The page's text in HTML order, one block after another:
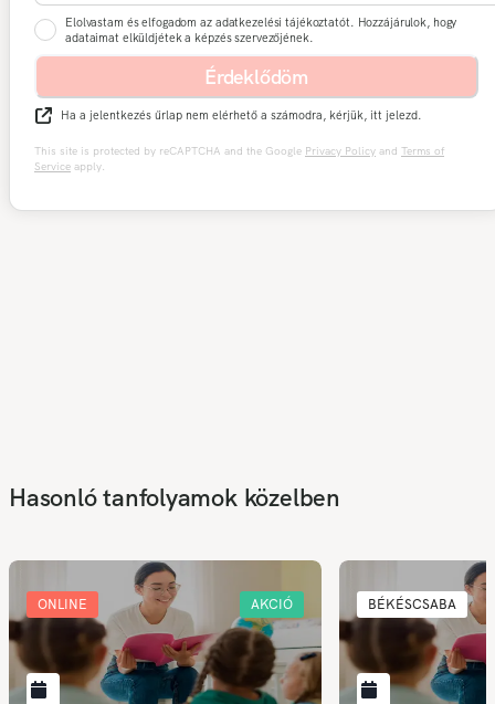
Elolvastam és elfogadom az adatkezelési tájékoztatót. Hozzájárulok, hogy
adataimat elküldjétek a képzés szervezőjének.
Érdeklődöm
Ha a jelentkezés űrlap nem elérhető a számodra, kérjük, itt jelezd.
This site is protected by reCAPTCHA and the Google Privacy Policy and Terms of
Service apply.
Hasonló tanfolyamok közelben
ONLINE AKCIÓ BÉKÉSCSABA